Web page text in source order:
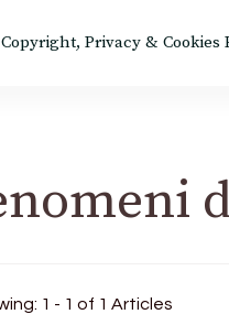
Copyright, Privacy & Cookies
1 - 1 of 1 Articles